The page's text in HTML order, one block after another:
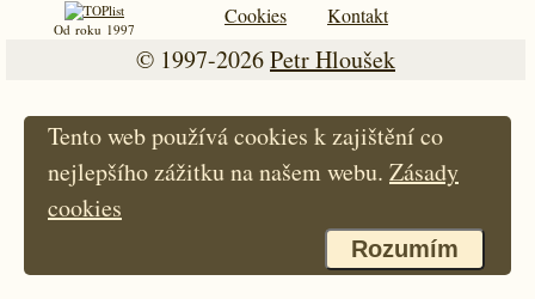
Od roku 1997
Cookies Kontakt
© 1997-2026Petr Hloušek
Tento web používá cookies k zajištění co
nejlepšího zážitku na našem webu. Zásady
cookies
Rozumím